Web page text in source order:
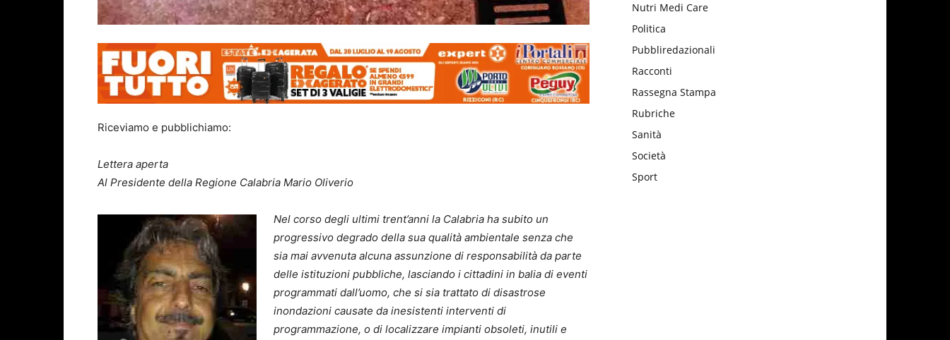
Riceviamo e pubblichiamo:
Lettera aperta
Al Presidente della Regione Calabria Mario Oliverio
Nel corso degli ultimi trent’anni la Calabria ha subito un
progressivo degrado della sua qualità ambientale senza che
sia mai avvenuta alcuna assunzione di responsabilità da parte
delle istituzioni pubbliche, lasciando i cittadini in balia di eventi
programmati dall’uomo, che si sia trattato di disastrose
inondazioni causate da inesistenti interventi di
programmazione, o di localizzare impianti obsoleti, inutili e
Nutri Medi Care
Politica
Pubbliredazionali
Racconti
Rassegna Stampa
Rubriche
Sanità
Società
Sport